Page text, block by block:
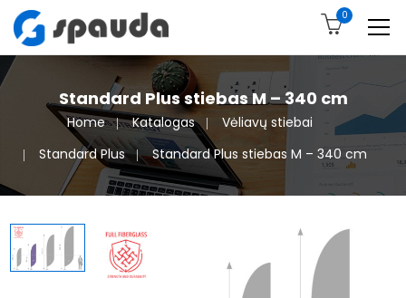
0
Standard Plus stiebas M – 340 cm
Home Katalogas
Vėliavų stiebai
Standard Plus
Standard Plus stiebas M – 340 cm